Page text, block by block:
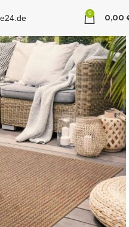
0
0,00